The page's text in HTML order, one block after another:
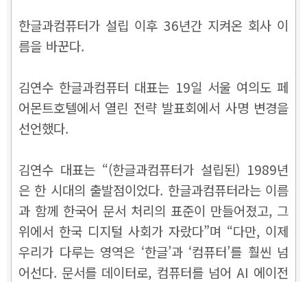
한글과컴퓨터가 설립 이후 36년간 지켜온 회사 이
름을 바꾼다.
김연수 한글과컴퓨터 대표는 19일 서울 여의도 페
어몬트호텔에서 열린 전략 발표회에서 사명 변경을
선언했다.
김연수 대표는 “(한글과컴퓨터가 설립된) 1989년
은 한 시대의 출발점이었다. 한글과컴퓨터라는 이름
과 함께 한국어 문서 처리의 표준이 만들어졌고, 그
위에서 한국 디지털 사회가 자랐다”며 “다만, 이제
우리가 다루는 영역은 ‘한글’과 ‘컴퓨터’를 훨씬 넘
어선다. 문서를 데이터로, 컴퓨터를 넘어 AI 에이전